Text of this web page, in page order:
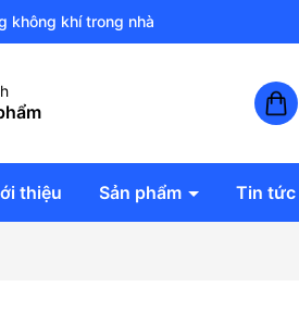
không khí trong nhà
thiệu Sản phẩm Tin tức